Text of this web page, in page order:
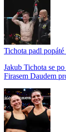
Tichota padl
Jakub Tichota se
Firasem Daudem